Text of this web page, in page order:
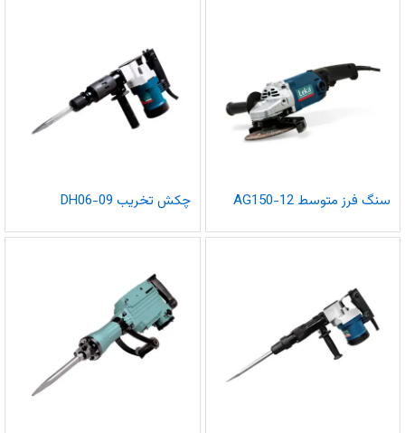
سنگ فرز متوسط AG150-12 چکش تخریب DH06-09